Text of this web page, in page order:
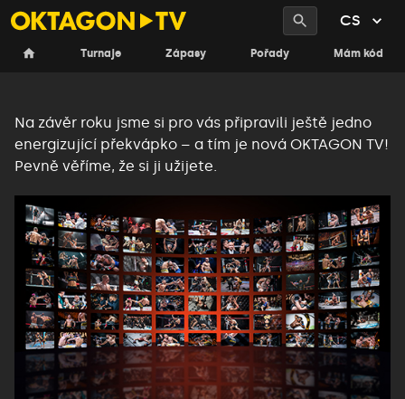
Turnaje Zápasy Pořady Mám kód
CS
Vítejte na nové OKTAGON TV!
Na závěr roku jsme si pro vás připravili ještě jedno
energizující překvápko – a tím je nová OKTAGON TV!
Pevně věříme, že si ji užijete.